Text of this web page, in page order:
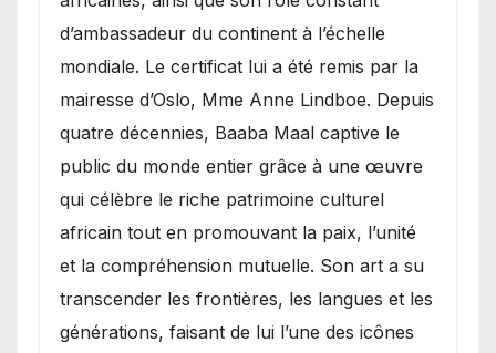
d’ambassadeur du continent à l’échelle
mondiale. Le certificat lui a été remis par la
mairesse d’Oslo, Mme Anne Lindboe. Depuis
quatre décennies, Baaba Maal captive le
public du monde entier grâce à une œuvre
qui célèbre le riche patrimoine culturel
africain tout en promouvant la paix, l’unité
et la compréhension mutuelle. Son art a su
transcender les frontières, les langues et les
générations, faisant de lui l’une des icônes